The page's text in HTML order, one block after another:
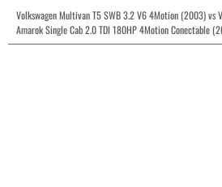
Volkswagen Multivan T5 SWB 3.2 V6 4Motion (2003) vs
Amarok Single Cab 2.0 TDI 180HP 4Motion Conectable